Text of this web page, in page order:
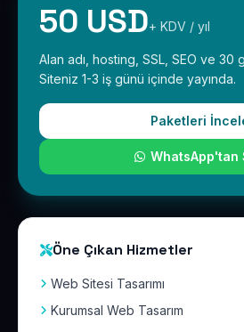
50 USD+ KDV / yıl
Alan adı, hosting, SSL, SEO ve 30
Siteniz 1-3 iş günü içinde yayında.
Paketleri
WhatsApp'tan
Öne Çıkan Hizmetler
Web Sitesi Tasarımı
Kurumsal Web Tasarım